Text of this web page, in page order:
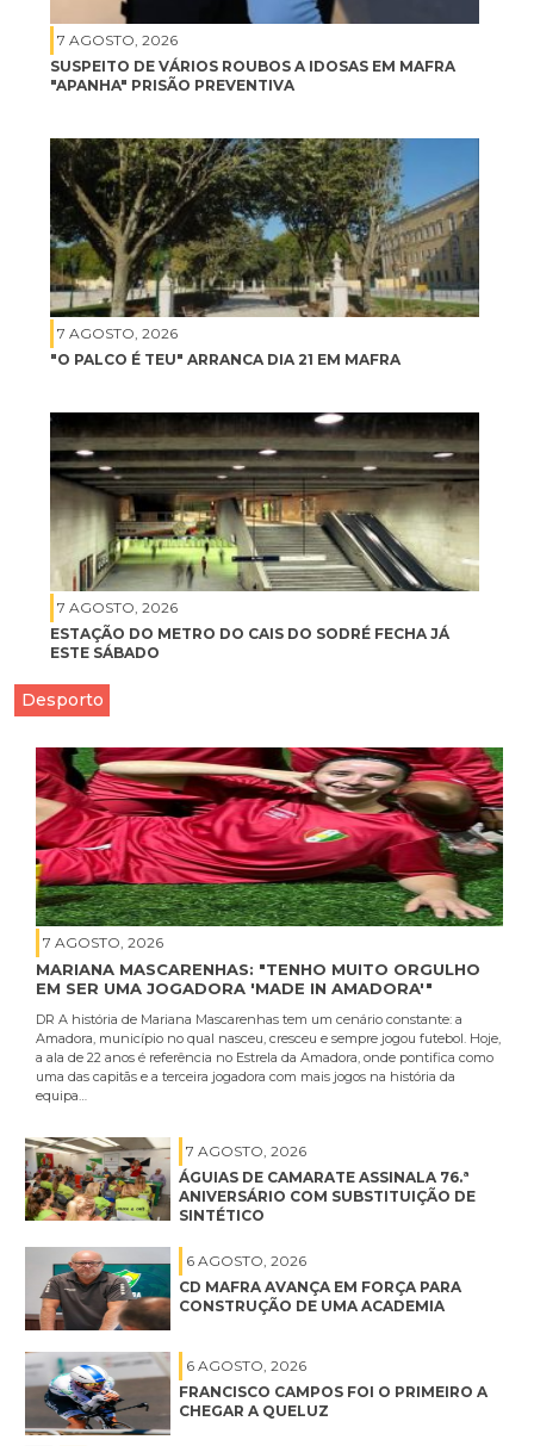
7 AGOSTO, 2026
SUSPEITO DE VÁRIOS ROUBOS A IDOSAS EM MAFRA
"APANHA" PRISÃO PREVENTIVA
7 AGOSTO, 2026
"O PALCO É TEU" ARRANCA DIA 21 EM MAFRA
7 AGOSTO, 2026
ESTAÇÃO DO METRO DO CAIS DO SODRÉ FECHA JÁ
ESTE SÁBADO
Desporto
7 AGOSTO, 2026
MARIANA MASCARENHAS: "TENHO MUITO ORGULHO
EM SER UMA JOGADORA 'MADE IN AMADORA'"
DR A história de Mariana Mascarenhas tem um cenário constante: a
Amadora, município no qual nasceu, cresceu e sempre jogou futebol. Hoje,
a ala de 22 anos é referência no Estrela da Amadora, onde pontifica como
uma das capitãs e a terceira jogadora com mais jogos na história da
equipa…
7 AGOSTO, 2026
ÁGUIAS DE CAMARATE ASSINALA 76.ª
ANIVERSÁRIO COM SUBSTITUIÇÃO DE
SINTÉTICO
6 AGOSTO, 2026
CD MAFRA AVANÇA EM FORÇA PARA
CONSTRUÇÃO DE UMA ACADEMIA
6 AGOSTO, 2026
FRANCISCO CAMPOS FOI O PRIMEIRO A
CHEGAR A QUELUZ